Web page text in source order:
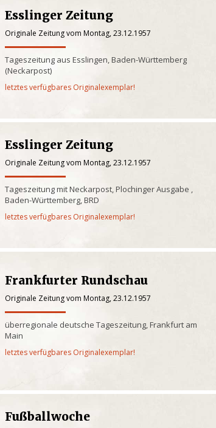
Esslinger Zeitung
Originale Zeitung vom Montag, 23.12.1957
Tageszeitung aus Esslingen, Baden-Württemberg
(Neckarpost)
letztes verfügbares Originalexemplar!
Esslinger Zeitung
Originale Zeitung vom Montag, 23.12.1957
Tageszeitung mit Neckarpost, Plochinger Ausgabe ,
Baden-Württemberg, BRD
letztes verfügbares Originalexemplar!
Frankfurter Rundschau
Originale Zeitung vom Montag, 23.12.1957
überregionale deutsche Tageszeitung, Frankfurt am
Main
letztes verfügbares Originalexemplar!
Fußballwoche